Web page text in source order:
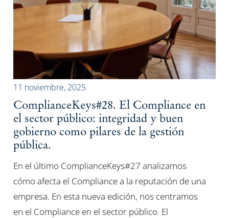
11 noviembre, 2025
ComplianceKeys#28. El Compliance en
el sector público: integridad y buen
gobierno como pilares de la gestión
pública.
En el último ComplianceKeys#27 analizamos
cómo afecta el Compliance a la reputación de una
empresa. En esta nueva edición, nos centramos
en el Compliance en el sector público. El